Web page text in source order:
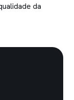
da